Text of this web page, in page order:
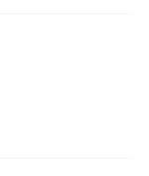
销，给它拿地
会太陌生，在